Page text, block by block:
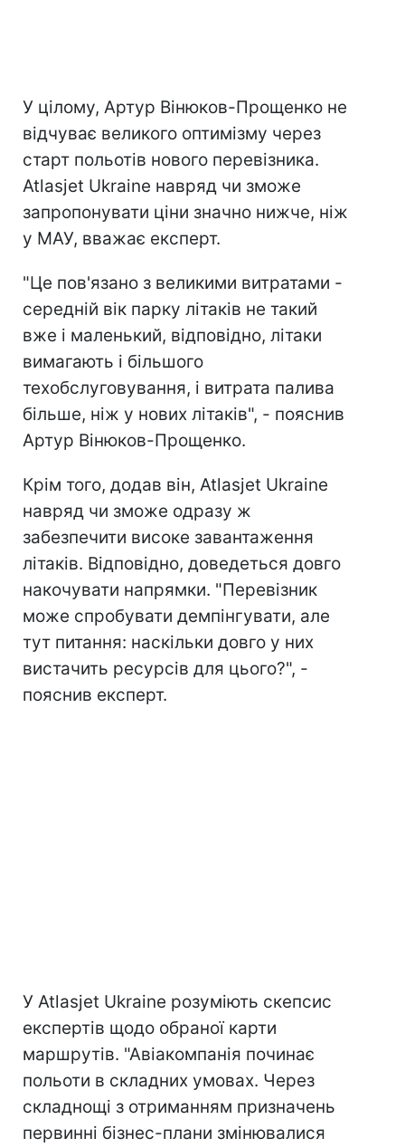
У цілому, Артур Вінюков-Прощенко не
відчуває великого оптимізму через
старт польотів нового перевізника.
Atlasjet Ukraine навряд чи зможе
запропонувати ціни значно нижче, ніж
у МАУ, вважає експерт.
"Це пов'язано з великими витратами -
середній вік парку літаків не такий
вже і маленький, відповідно, літаки
вимагають і більшого
техобслуговування, і витрата палива
більше, ніж у нових літаків", - пояснив
Артур Вінюков-Прощенко.
Крім того, додав він, Atlasjet Ukraine
навряд чи зможе одразу ж
забезпечити високе завантаження
літаків. Відповідно, доведеться довго
накочувати напрямки. "Перевізник
може спробувати демпінгувати, але
тут питання: наскільки довго у них
вистачить ресурсів для цього?", -
пояснив експерт.
У Atlasjet Ukraine розуміють скепсис
експертів щодо обраної карти
маршрутів. "Авіакомпанія починає
польоти в складних умовах. Через
складнощі з отриманням призначень
первинні бізнес-плани змінювалися